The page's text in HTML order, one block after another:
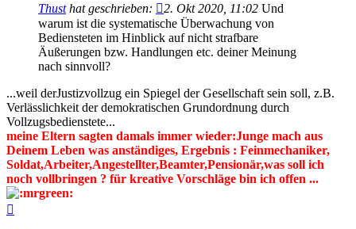
Thusthat geschrieben: 2. Okt 2020, 11:02 Und
warum ist die systematische Überwachung von
Bediensteten im Hinblick auf nicht strafbare
Äußerungen bzw. Handlungen etc. deiner Meinung
nach sinnvoll?
...weil derJustizvollzug ein Spiegel der Gesellschaft sein soll, z.B.
Verlässlichkeit der demokratischen Grundordnung durch
Vollzugsbedienstete...
meine Eltern sagten damals immer wieder:Junge mach aus
Deinem Leben was anständiges, Ergebnis : Feinmechaniker,
Soldat,Arbeiter,Angestellter,Beamter,Pensionär,was soll ich
noch vollbringen ? für kreative Vorschläge bin ich offen ...